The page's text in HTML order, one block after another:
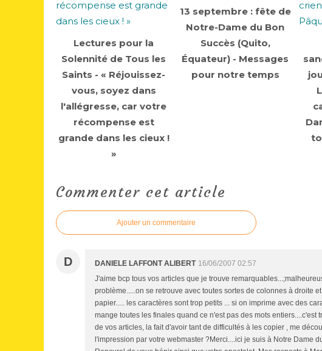
Lectures pour la
Solennité de Tous les
Saints - « Réjouissez-
vous, soyez dans
l'allégresse, car votre
récompense est
grande dans les cieux !
»
13 septembre : fête de
Notre-Dame du Bon
Succès (Quito,
Équateur) - Messages
pour notre temps
Commenter cet article
Ajouter un commentaire
D DANIELE LAFFONT ALIBERT 16/06/2007 02:57
J'aime bcp tous vos articles que je trouve
problème.....on se retrouve avec toutes sortes de colonnes à droite
papier..... les caractères sont trop petits ... si on imprime avec des
mange toutes les finales quand ce n'est pas des mots
de vos articles, la fait d'avoir tant de difficultés à les copier , me
l'impression par votre webmaster ?Merci....ici je suis à Notre Dame